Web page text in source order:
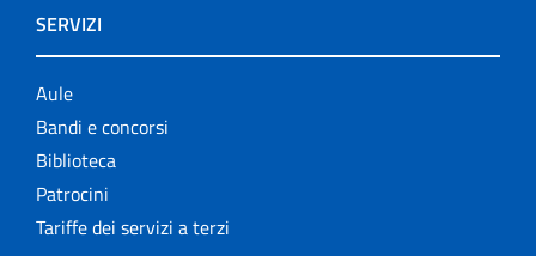
SERVIZI
Aule
Bandi e concorsi
Biblioteca
Patrocini
Tariffe dei servizi a terzi